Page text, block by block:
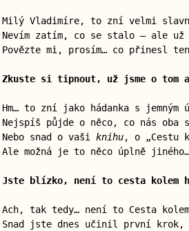
Milý Vladimíre, to zní velmi
Nevím zatím, co se stalo — ale už
Povězte mi, prosím… co přinesl
Zkuste si tipnout, už jsme o tom
Hm… to zní jako hádanka s jemným
Nejspíš půjde o něco, co nás oba
Nebo snad o vaši knihu, o „Cestu
Ale možná je to něco úplně jiného…
Jste blízko, není to cesta kolem
Ach, tak tedy… není to Cesta
Snad jste dnes učinil první krok,